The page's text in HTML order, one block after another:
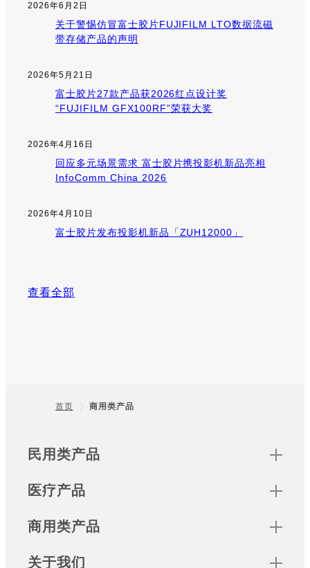
2026年6月2日
关于警惕仿冒富士胶片FUJIFILM LTO数据流磁
带存储产品的声明
2026年5月21日
富士胶片27款产品获2026红点设计奖
“FUJIFILM GFX100RF”荣获大奖
2026年4月16日
回应多元场景需求 富士胶片携投影机新品亮相
InfoComm China 2026
2026年4月10日
富士胶片发布投影机新品「ZUH12000」
查看全部
首页 商用类产品
Sitemap
民用类产品
医疗产品
商用类产品
关于我们